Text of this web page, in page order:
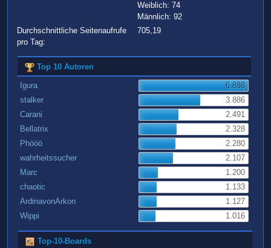
Weiblich: 74
Männlich: 92
Durchschnittliche Seitenaufrufe
pro Tag:
705,19
Top 10 Autoren
Igura
6.888
stalker
3.886
Carani
2.491
Bellatrix
2.328
Phööö
2.280
wahrheitssucher
2.107
Marc
1.200
chaotic
1.133
ArdinavonArkon
1.127
Wippi
1.016
Top-10-Boards